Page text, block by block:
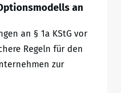
an
an § 1a KStG vor
Regeln für den
zur